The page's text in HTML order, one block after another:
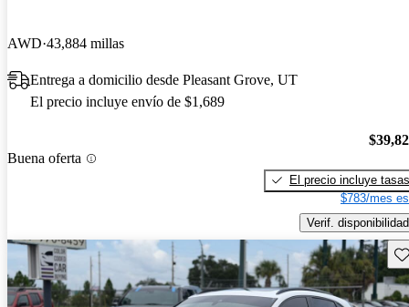
AWD 43,884 millas
Entrega a domicilio desde Pleasant Grove, UT
El precio incluye envío de $1,689
Buena oferta
El precio incluye tasas
$783/mes
Verif. disponibilidad